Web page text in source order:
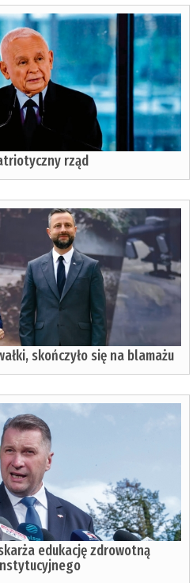
rząd
skończyło się na blamażu
edukację zdrowotną